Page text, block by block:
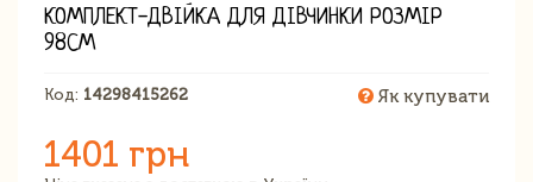
КОМПЛЕКТ-ДВІЙКА ДЛЯ ДІВЧИНКИ РОЗМІР
98СМ
Код: 14298415262 Як купувати
1401 грн